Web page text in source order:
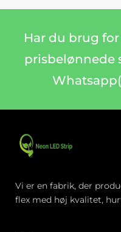
Har du brug
prisbelønnede
Vi er en fabrik, der
flex med høj kvalitet,